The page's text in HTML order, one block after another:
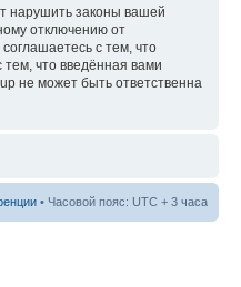
нарушить законы вашей
отключению от
с тем, что
что введённая вами
не может быть ответственна
• Часовой пояс: UTC + 3 часа